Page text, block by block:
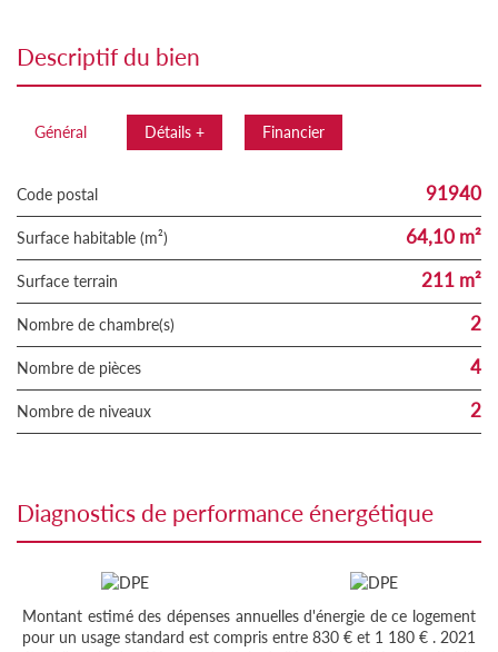
descriptif du bien
Général Détails + Financier
Code postal 91940
Surface habitable (m²) 64,10 m²
surface terrain 211 m²
Nombre de chambre(s) 2
Nombre de pièces 4
Nombre de niveaux 2
diagnostics de performance énergétique
Montant estimé des dépenses annuelles d'énergie de ce logement
pour un usage standard est compris entre 830 € et 1 180 € . 2021